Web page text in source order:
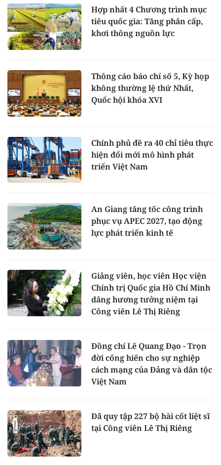
Hợp nhất 4 Chương trình mục
tiêu quốc gia: Tăng phân cấp,
khơi thông nguồn lực
Thông cáo báo chí số 5, Kỳ họp
không thường lệ thứ Nhất,
Quốc hội khóa XVI
Chính phủ đề ra 40 chỉ tiêu thực
hiện đổi mới mô hình phát
triển Việt Nam
An Giang tăng tốc công trình
phục vụ APEC 2027, tạo động
lực phát triển kinh tế
Giảng viên, học viên Học viện
Chính trị Quốc gia Hồ Chí Minh
dâng hương tưởng niệm tại
Công viên Lê Thị Riêng
Đồng chí Lê Quang Đạo - Trọn
đời cống hiến cho sự nghiệp
cách mạng của Đảng và dân tộc
Việt Nam
Đã quy tập 227 bộ hài cốt liệt sĩ
tại Công viên Lê Thị Riêng